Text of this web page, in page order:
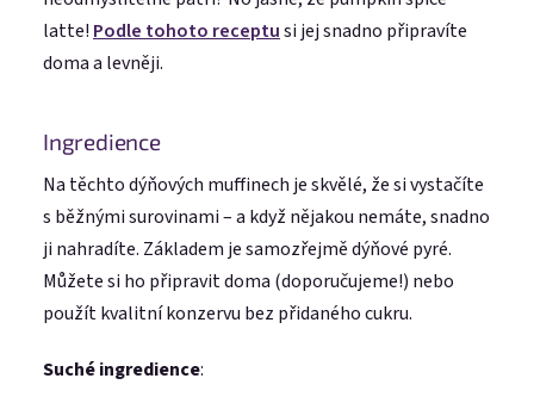
latte! Podle tohoto receptusi jej snadno připravíte
doma a levněji.
Ingredience
Na těchto dýňových muffinech je skvělé, že si vystačíte
s běžnými surovinami – a když nějakou nemáte, snadno
ji nahradíte. Základem je samozřejmě dýňové pyré.
Můžete si ho připravit doma (doporučujeme!) nebo
použít kvalitní konzervu bez přidaného cukru.
Suché ingredience: